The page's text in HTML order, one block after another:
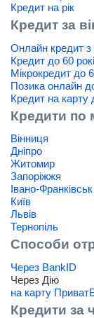
Кредит на рік
Кредит за
Онлайн кредит з
Кредит до 60
Мікрокредит до
Позика онлайн
Кредит на карту
Кредити по
Вінниця
Дніпро
Житомир
Запоріжжя
Івано-Франківськ
Київ
Львів
Тернопіль
Способи
Через BankID
Через Дію
на карту
Кредити за